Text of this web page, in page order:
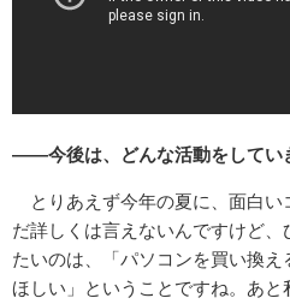
――今後は、どんな活動をしてい
とりあえず今年の夏に、面白い
だ詳しくは言えないんですけど
たいのは、「パソコンを買い換
ほしい」ということですね。あと